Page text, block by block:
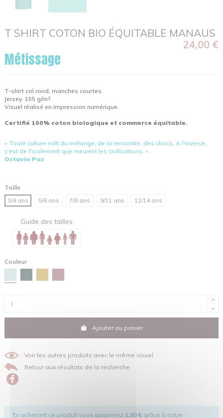
T SHIRT COTON BIO ÉQUITABLE MANAUS
24,00 €
Métissage
T-shirt col rond, manches courtes.
Jersey. 155 g/m².
Visuel réalisé en impression numérique.
Certifié 100% coton biologique et commerce équitable.
« Toute culture naît du mélange, de la rencontre, des chocs. A l'inverse,
c'est de l'isolement que meurent les civilisations. »
Octavio Paz
Taille
3/4 ans
5/6 ans 7/8 ans 9/11 ans 12/14 ans
Guide des tailles
Couleur
Ajouter au panier
Voir les autres produits avec le même visuel
Retour aux résultats de la recherche
En achetant ce produit vous gagnerez 1,00 € grâce à notre